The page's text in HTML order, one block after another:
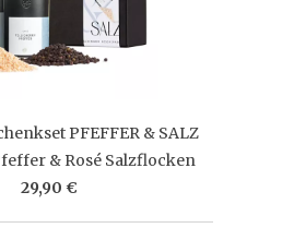
PFEFFER & SALZ
& Rosé Salzflocken
29,90 €